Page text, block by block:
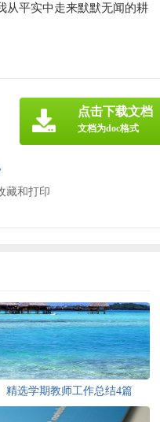
从平实中走来默默无闻的耕
藏和打印
点击下载文档
文档为doc格式
精选学期教师工作总结4篇